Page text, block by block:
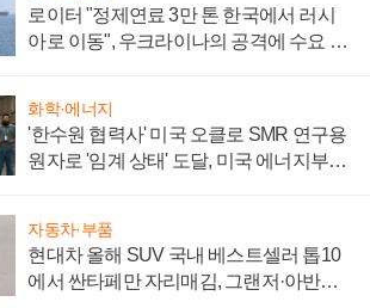
로이터 "정제연료 3만 톤 한국에서 러시
아로 이동", 우크라이나의 공격에 수요 늘
화학·에너지
'한수원 협력사' 미국 오클로 SMR 연구용
원자로 '임계 상태' 도달, 미국 에너지부
자동차·부품
현대차 올해 SUV 국내 베스트셀러 톱10
에서 싼타페만 자리매김, 그랜저·아반떼